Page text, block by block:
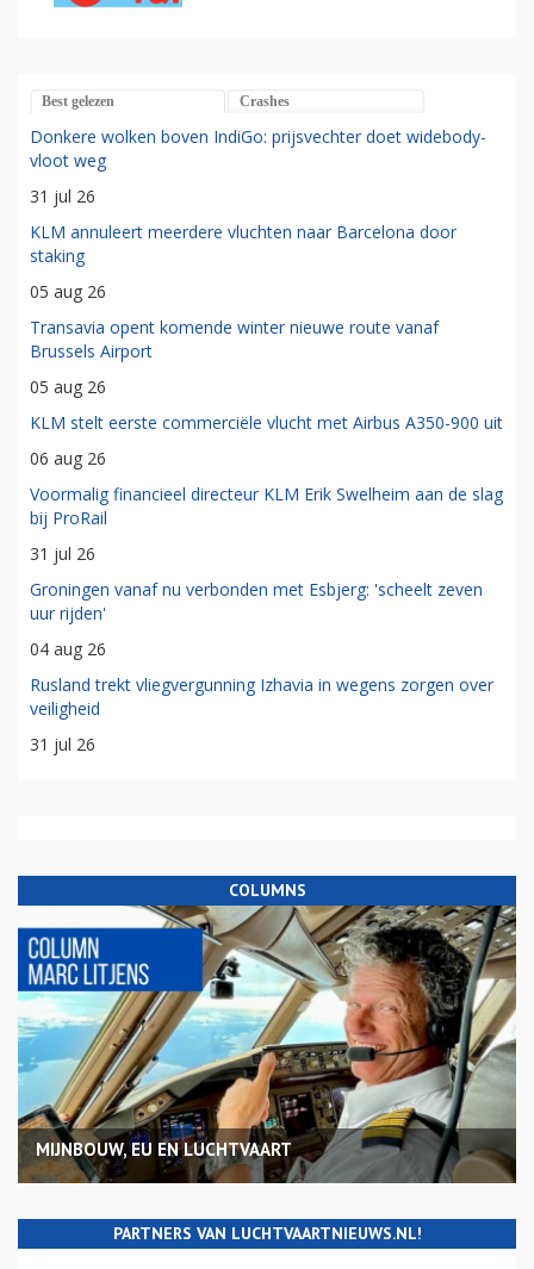
Best gelezen Crashes
Donkere wolken boven IndiGo: prijsvechter doet widebody-
vloot weg
31 jul 26
KLM annuleert meerdere vluchten naar Barcelona door
staking
05 aug 26
Transavia opent komende winter nieuwe route vanaf
Brussels Airport
05 aug 26
KLM stelt eerste commerciële vlucht met Airbus A350-900 uit
06 aug 26
Voormalig financieel directeur KLM Erik Swelheim aan de slag
bij ProRail
31 jul 26
Groningen vanaf nu verbonden met Esbjerg: 'scheelt zeven
uur rijden'
04 aug 26
Rusland trekt vliegvergunning Izhavia in wegens zorgen over
veiligheid
31 jul 26
COLUMNS
MIJNBOUW, EU EN LUCHTVAART
PARTNERS VAN LUCHTVAARTNIEUWS.NL!